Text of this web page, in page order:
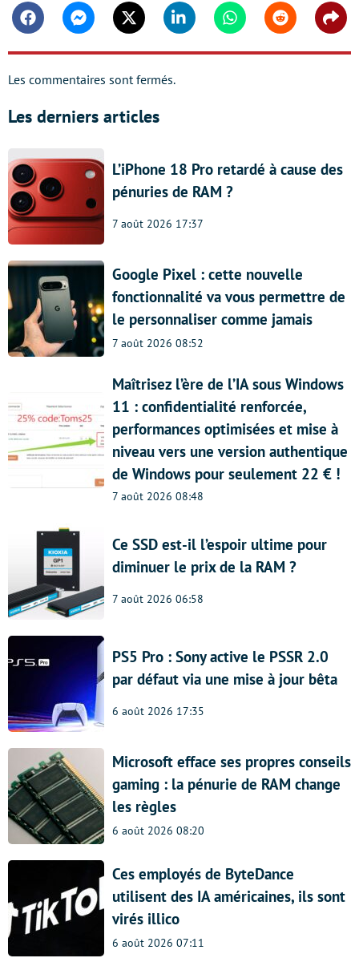
FacebookMessengerTwitter Linkedin WhatsappReddit
Les commentaires sont fermés.
Les derniers articles
L’iPhone 18 Pro retardé à cause des
pénuries de RAM ?
7 août 2026 17:37
Google Pixel : cette nouvelle
fonctionnalité va vous permettre de
le personnaliser comme jamais
7 août 2026 08:52
Maîtrisez l’ère de l’IA sous Windows
11 : confidentialité renforcée,
performances optimisées et mise à
niveau vers une version authentique
de Windows pour seulement 22 € !
7 août 2026 08:48
Ce SSD est-il l’espoir ultime pour
diminuer le prix de la RAM ?
7 août 2026 06:58
PS5 Pro : Sony active le PSSR 2.0
par défaut via une mise à jour bêta
6 août 2026 17:35
Microsoft efface ses propres conseils
gaming : la pénurie de RAM change
les règles
6 août 2026 08:20
Ces employés de ByteDance
utilisent des IA américaines, ils sont
virés illico
6 août 2026 07:11